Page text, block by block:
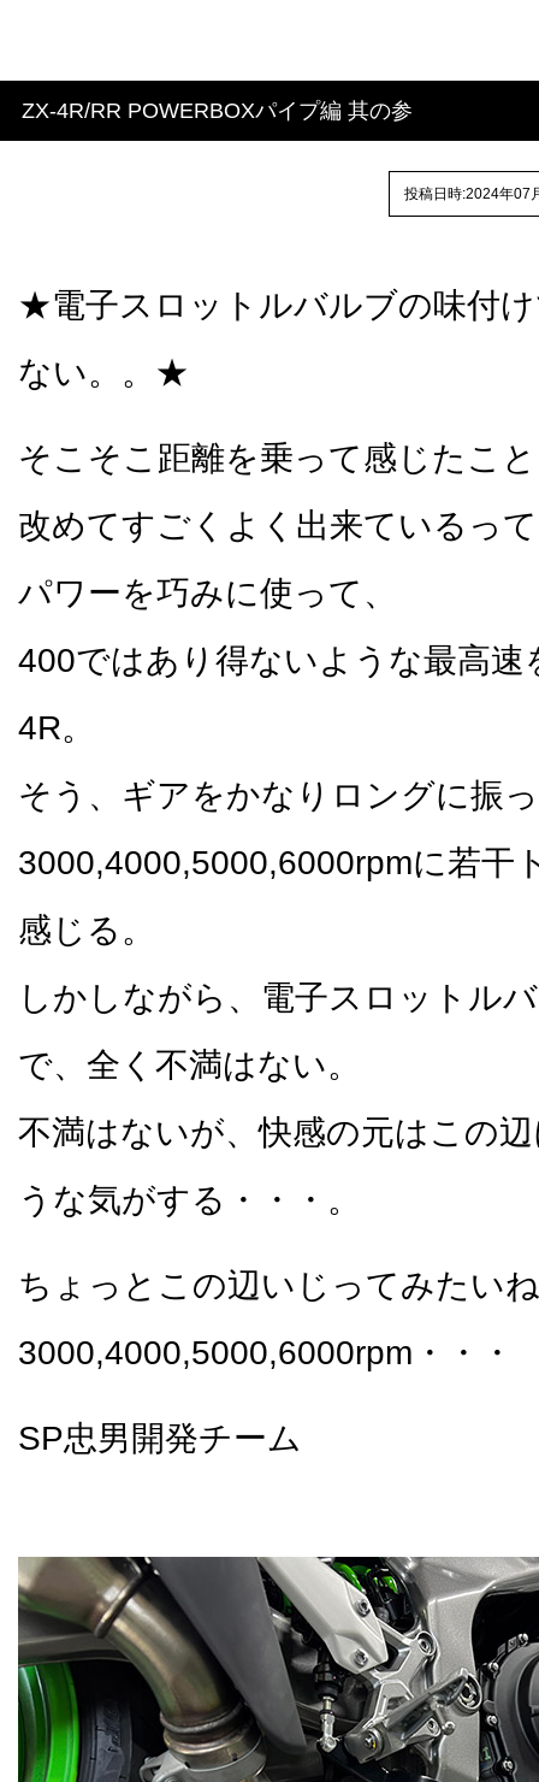
ZX-4R/RR POWERBOXパイプ編 其の参
投稿日時:2024年07
★電子スロットルバルブの味付
ない。。★
そこそこ距離を乗って感じたこ
改めてすごくよく出来ているっ
パワーを巧みに使って、
400ではあり得ないような最高速
4R。
そう、ギアをかなりロングに振
3000,4000,5000,6000rpmに若干
感じる。
しかしながら、電子スロットル
で、全く不満はない。
不満はないが、快感の元はこの
うな気がする・・・。
ちょっとこの辺いじってみたい
3000,4000,5000,6000rpm・・
SP忠男開発チーム